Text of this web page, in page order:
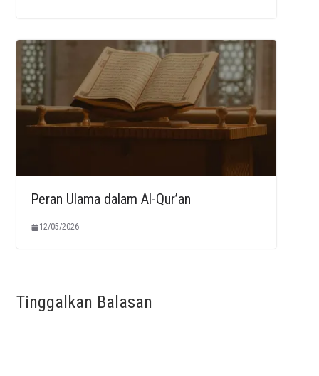
Peran Ulama dalam Al-Qur’an
12/05/2026
Tinggalkan Balasan